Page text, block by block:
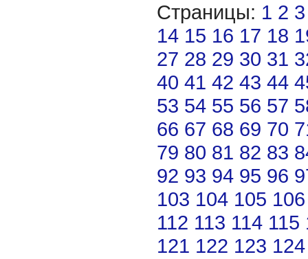
Страницы: 1 2 3
14 15 16 17 18
27 28 29 30 31
40 41 42 43 44
53 54 55 56 57
66 67 68 69 70
79 80 81 82 83
92 93 94 95 96
103 104 105 106
112 113 114 115
121 122 123 124